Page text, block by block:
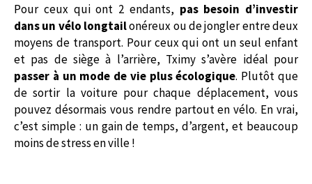
Pour ceux qui ont 2 endants, pas besoin d’investir
dans un vélo longtailonéreux ou de jongler entre deux
moyens de transport. Pour ceux qui ont un seul enfant
et pas de siège à l’arrière, Tximy s’avère idéal pour
passer à un mode de vie plus écologique. Plutôt que
de sortir la voiture pour chaque déplacement, vous
pouvez désormais vous rendre partout en vélo. En vrai,
c’est simple : un gain de temps, d’argent, et beaucoup
moins de stress en ville !